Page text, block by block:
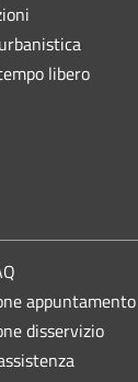
libero
appuntamento
disservizio